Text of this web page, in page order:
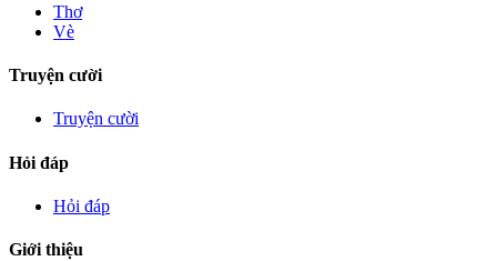
Thơ
Vè
Truyện cười
Truyện cười
Hỏi đáp
Hỏi đáp
Giới thiệu